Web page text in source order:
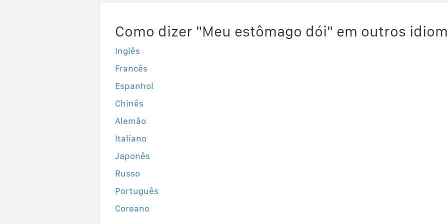
Como dizer "Meu estômago dói" em outros
Inglês
Francês
Espanhol
Chinês
Alemão
Italiano
Japonês
Russo
Português
Coreano